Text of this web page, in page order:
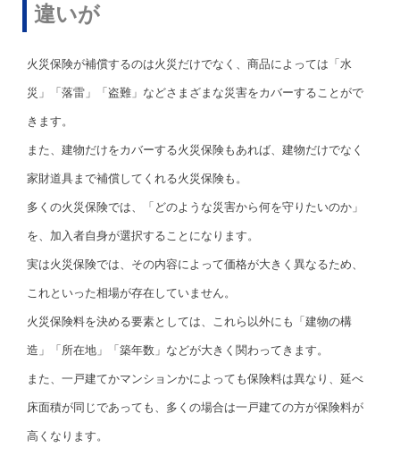
違いが
火災保険が補償するのは火災だけでなく、商品によっては「水
災」「落雷」「盗難」などさまざまな災害をカバーすることがで
きます。
また、建物だけをカバーする火災保険もあれば、建物だけでなく
家財道具まで補償してくれる火災保険も。
多くの火災保険では、「どのような災害から何を守りたいのか」
を、加入者自身が選択することになります。
実は火災保険では、その内容によって価格が大きく異なるため、
これといった相場が存在していません。
火災保険料を決める要素としては、これら以外にも「建物の構
造」「所在地」「築年数」などが大きく関わってきます。
また、一戸建てかマンションかによっても保険料は異なり、延べ
床面積が同じであっても、多くの場合は一戸建ての方が保険料が
高くなります。